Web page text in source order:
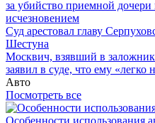
за убийство приемной дочери
исчезновением
Суд арестовал главу
Шестуна
Москвич, взявший в
заявил в суде, что ему «легко
Авто
Посмотреть все
Особенности использования